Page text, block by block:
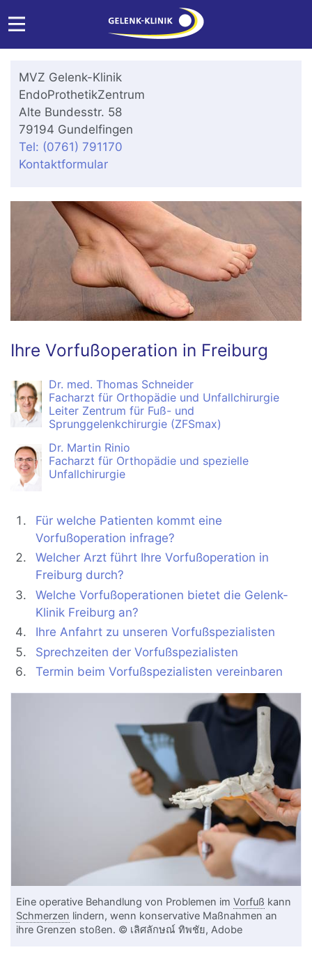
MVZ Gelenk-Klinik
EndoProthetikZentrum
Alte Bundesstr. 58
79194 Gundelfingen
Tel: (0761) 791170
Kontaktformular
Ihre Vorfußoperation in Freiburg
Dr. med. Thomas Schneider
Facharzt für Orthopädie und Unfallchirurgie
Leiter Zentrum für Fuß- und
Sprunggelenkchirurgie (ZFSmax)
Dr. Martin Rinio
Facharzt für Orthopädie und spezielle
Unfallchirurgie
Für welche Patienten kommt eine
Vorfußoperation infrage?
Welcher Arzt führt Ihre Vorfußoperation in
Freiburg durch?
Welche Vorfußoperationen bietet die Gelenk-
Klinik Freiburg an?
Ihre Anfahrt zu unseren Vorfußspezialisten
Sprechzeiten der Vorfußspezialisten
Termin beim Vorfußspezialisten vereinbaren
Eine operative Behandlung von Problemen imVorfuß kann
Schmerzen lindern, wenn konservative Maßnahmen an
ihre Grenzen stoßen. © เลิศลักษณ์ ทิพชัย, Adobe